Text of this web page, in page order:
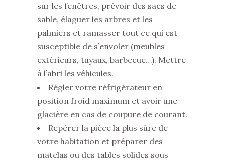
sur les fenêtres, prévoir des sacs de
sable, élaguer les arbres et les
palmiers et ramasser tout ce qui est
susceptible de s’envoler (meubles
extérieurs, tuyaux, barbecue…). Mettre
à l’abri les véhicules.
Régler votre réfrigérateur en
position froid maximum et avoir une
glacière en cas de coupure de courant.
Repérer la pièce la plus sûre de
votre habitation et préparer des
matelas ou des tables solides sous